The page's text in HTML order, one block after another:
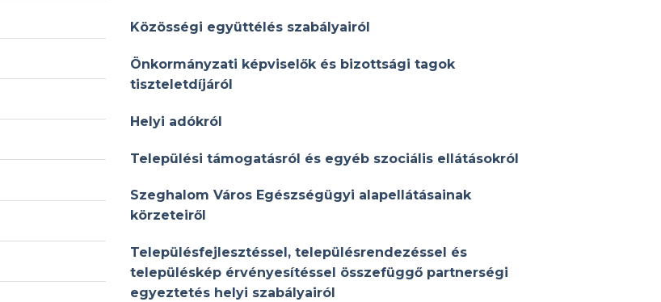
Közösségi együttélés szabályairól
Önkormányzati képviselők és bizottsági tagok
tiszteletdíjáról
Helyi adókról
Települési támogatásról és egyéb szociális ellátásokról
Szeghalom Város Egészségügyi alapellátásainak
körzeteiről
Településfejlesztéssel, településrendezéssel és
településkép érvényesítéssel összefüggő partnerségi
egyeztetés helyi szabályairól